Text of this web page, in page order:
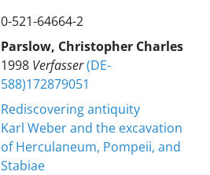
0-521-64664-2
Parslow, Christopher Charles
1998 Verfasser(DE-
588)172879051
Rediscovering antiquity
Karl Weber and the excavation
of Herculaneum, Pompeii, and
Stabiae